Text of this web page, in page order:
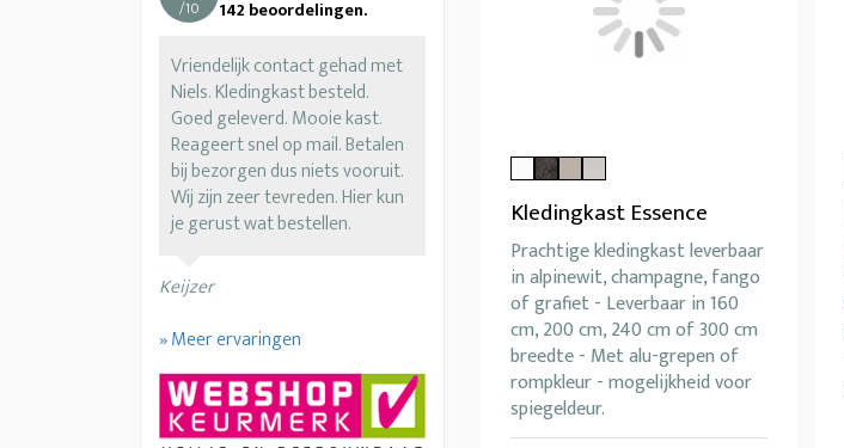
/10 142 beoordelingen.
Vriendelijk contact gehad met
Niels. Kledingkast besteld.
Goed geleverd. Mooie kast.
Reageert snel op mail. Betalen
bij bezorgen dus niets vooruit.
Wij zijn zeer tevreden. Hier kun
je gerust wat bestellen.
Keijzer
» Meer ervaringen
Kledingkast Essence
Prachtige kledingkast leverbaar
in alpinewit, champagne, fango
of grafiet - Leverbaar in 160
cm, 200 cm, 240 cm of 300 cm
breedte - Met alu-grepen of
rompkleur - mogelijkheid voor
spiegeldeur.